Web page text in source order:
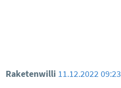
Raketenwilli 11.12.2022 09:23